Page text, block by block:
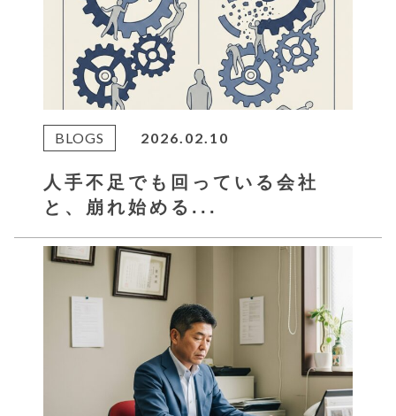
BLOGS 2026.02.10
人手不足でも回っている会社
と、崩れ始める...